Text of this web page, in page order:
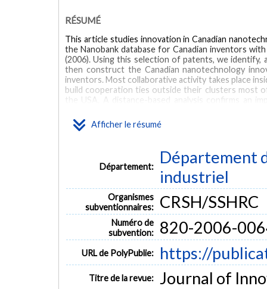
Afficher le résumé
RÉSUMÉ
This article studies innovation in Canadian
the Nanobank database for Canadian inventors
(2006). Using this selection of patents, we identify,
then construct the Canadian nanotechnology
inventors. Most collaborative activity takes place
build cooperation ties outside their clusters most
the USA. A distance-based analysis confirms an
Very distant or overseas collaborations are then
collaboration innovation cluster geographical location
Département:
Département
industriel
Organismes
subventionnaires:
CRSH/SSHRC
Numéro de
subvention:
820-2006-
URL de PolyPublie: https://
Titre de la revue: Journal of